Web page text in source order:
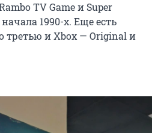
TV Game и Super
1990-х. Еще есть
третью и Xbox — Original и